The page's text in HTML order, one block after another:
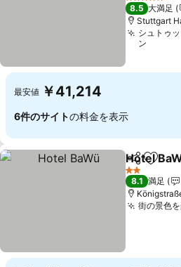
5 ホテルのラ
8.5 大満足
Stuttgart
シュトゥ
ン
最安値 ￥41,214
6件のサイトの料金を表示
シェアお気
Hotel
2 ホテルのラン
8.1 満足
街の景色